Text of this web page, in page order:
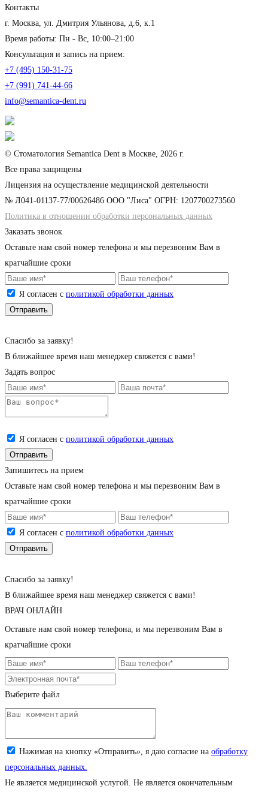
Контакты
г. Москва, ул. Дмитрия Ульянова, д.6, к.1
Время работы: Пн - Вс, 10:00–21:00
Консультация и запись на прием:
+7 (495) 150-31-75
+7 (991) 741-44-66
info@semantica-dent.ru
© Стоматология Semantica Dent в Москве, 2026 г.
Все права защищены
Лицензия на осуществление медицинской деятельности
№ Л041-01137-77/00626486 ООО "Лиса" ОГРН: 1207700273560
Политика в отношении обработки персональных данных
Заказать звонок
Оставьте нам свой номер телефона и мы перезвоним Вам в
кратчайшие сроки
Я согласен с политикой обработки данных
Cпасибо за заявку!
В ближайшее время наш менеджер свяжется с вами!
Задать вопрос
Я согласен с политикой обработки данных
Запишитесь на прием
Оставьте нам свой номер телефона и мы перезвоним Вам в
кратчайшие сроки
Я согласен с политикой обработки данных
Cпасибо за заявку!
В ближайшее время наш менеджер свяжется с вами!
ВРАЧ ОНЛАЙН
Оставьте нам свой номер телефона, и мы перезвоним Вам в
кратчайшие сроки
Выберите файл
Загрузите снимок (jpeg, png; до 5 Мб)
Нажимая на кнопку «Отправить», я даю согласие на обработку
персональных данных.
Не является медицинской услугой. Не является окончательным